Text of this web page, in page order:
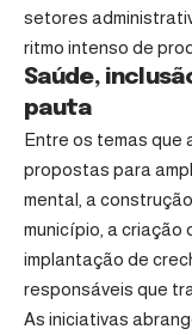
setores
ritmo intenso de
Saúde,
pauta
Entre os temas que
propostas para
mental, a
município, a criação
implantação de
responsáveis que
As iniciativas